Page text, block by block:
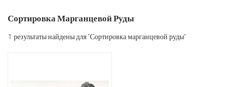
Сортировка Марганцевой Руды
1 результаты найдены для "Сортировка марганцевой руды"